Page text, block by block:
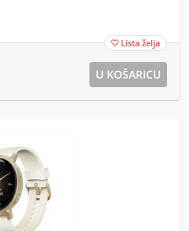
 Lista želja